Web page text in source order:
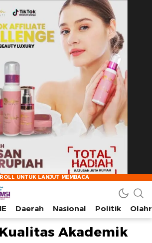
Setiap Detil, Sudut, dan Cerita Kota
Daerah Nasional Politik
Akademik